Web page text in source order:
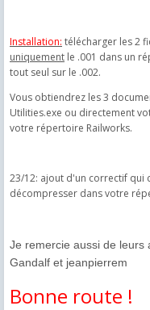
Installation: télécharger les 2
uniquement le .001 dans un
tout seul sur le .002.
Vous obtiendrez les 3
Utilities.exe ou directement
votre répertoire Railworks.
23/12: ajout d'un correctif qui
décompresser dans votre
Je remercie aussi de leurs
Gandalf et jeanpierrem
Bonne route !